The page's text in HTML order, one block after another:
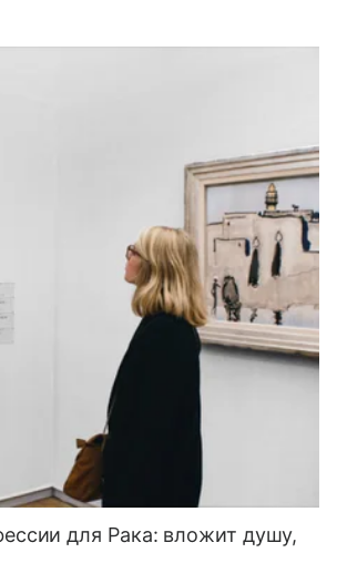
для Рака: вложит душу,